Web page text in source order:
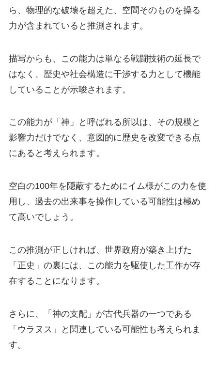
ら、物理的な破壊を超えた、空間そのものを操る
力が含まれていると推測されます。
描写からも、この能力は単なる戦闘技術の延長で
はなく、歴史や社会構造に干渉する力として機能
していることが示唆されます。
この能力が「神」と呼ばれる所以は、その規模と
影響力だけでなく、意図的に歴史を改変できる点
にあると考えられます。
空白の100年を隠蔽するためにイム様がこの力を使
用し、過去の出来事を操作している可能性は極め
て高いでしょう。
この推測が正しければ、世界政府が築き上げた
「正史」の裏には、この能力を駆使した工作が存
在することになります。
さらに、「神の支配」が古代兵器の一つである
「ウラヌス」と関連している可能性も考えられま
す。